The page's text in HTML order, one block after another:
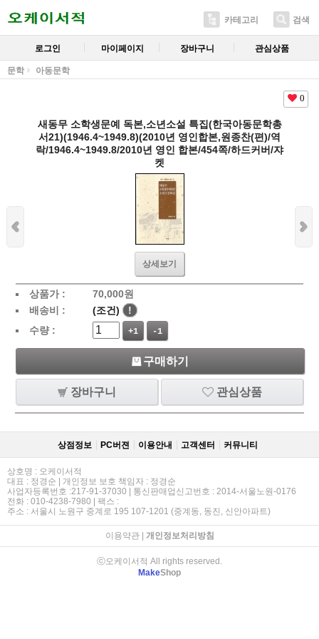
카테고리 검색
로그인 마이페이지 장바구니 관심상품
문학 아동문학
0
새동무 소학생문예 독본,소년소설 특집(한국아동문학총
서21)(1946.4~1949.8)(2010년 영인합본,원종찬(편)/역
락/1946.4~1949.8/2010년 영인 합본/454쪽/하드커버/쟈
켓
상세보기
상품가 : 70,000원
배송비 :
(조건)
!
수량 :
+1 -1
구매하기
장바구니 관심상품
상점정보 PC버젼 이용안내 고객센터 커뮤니티
상호명 : 오케이서적
대표 : 정경순 | 개인정보 보호 책임자 : 정경순
사업자등록번호 :217-91-37030 | 통신판매업신고번호 : 2014-서울노원-0176
전화 : 010-4238-7980 | 팩스 :
주소 : 서울시 노원구 중계로 195 107-1201 (중계동, 동진, 신안아파트)
이용약관| 개인정보처리방침
ⓒ오케이서적 All rights reserved.
MakeShop